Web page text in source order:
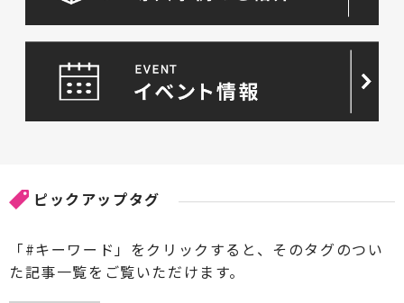
ピックアップタグ
「#キーワード」をクリックすると、そのタグのつい
た記事一覧をご覧いただけます。